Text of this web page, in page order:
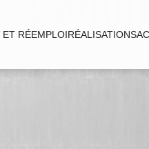
ET RÉEMPLOIRÉALISATIONS